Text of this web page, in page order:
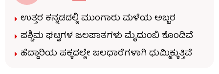
ಉತ್ತರ ಕನ್ನಡದಲ್ಲಿ ಮುಂಗಾರು ಮಳೆಯ ಅಬ್ಬರ
ಪಶ್ಚಿಮ ಘಟ್ಟಗಳ ಜಲಪಾತಗಳು ಮೈದುಂಬಿ ಕೊಂಡಿವೆ
ಹೆದ್ದಾರಿಯ ಪಕ್ಕದಲ್ಲೇ ಜಲಧಾರೆಗಳಾಗಿ ಧುಮ್ಮಿಕ್ಕುತ್ತಿವೆ